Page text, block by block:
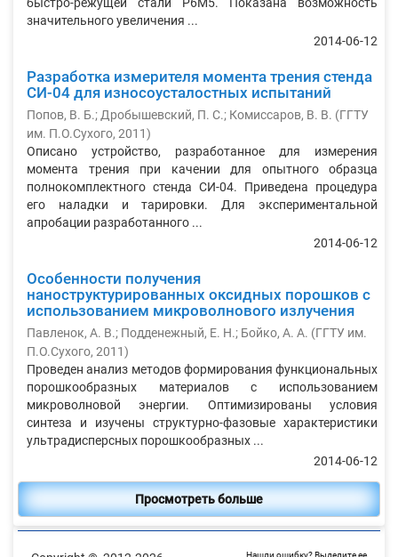
значительного увеличения ...
2014-06-12
Разработка измерителя момента трения стенда
СИ-04 для износоусталостных испытаний
Попов, В. Б.; Дробышевский, П. С.; Комиссаров, В. В. (ГГТУ
им. П.О.Сухого, 2011)
Описано устройство, разработанное для измерения
момента трения при качении для опытного образца
полнокомплектного стенда СИ-04. Приведена процедура
его наладки и тарировки. Для экспериментальной
апробации разработанного ...
2014-06-12
Особенности получения
наноструктурированных оксидных порошков с
использованием микроволнового излучения
Павленок, А. В.; Подденежный, Е. Н.; Бойко, А. А. (ГГТУ им.
П.О.Сухого, 2011)
Проведен анализ методов формирования функциональных
порошкообразных материалов с использованием
микроволновой энергии. Оптимизированы условия
синтеза и изучены структурно-фазовые характеристики
ультрадисперсных порошкообразных ...
2014-06-12
Просмотреть больше
Нашли ошибку? Выделите ее